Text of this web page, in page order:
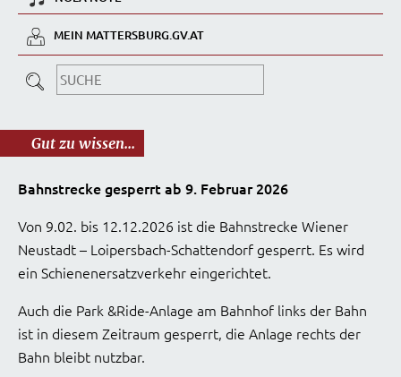
MEIN MATTERSBURG.GV.AT
Gut zu wissen...
Bahnstrecke gesperrt ab 9. Februar 2026
Von 9.02. bis 12.12.2026 ist die Bahnstrecke Wiener
Neustadt – Loipersbach-Schattendorf gesperrt. Es wird
ein Schienenersatzverkehr eingerichtet.
Auch die Park &Ride-Anlage am Bahnhof links der Bahn
ist in diesem Zeitraum gesperrt, die Anlage rechts der
Bahn bleibt nutzbar.